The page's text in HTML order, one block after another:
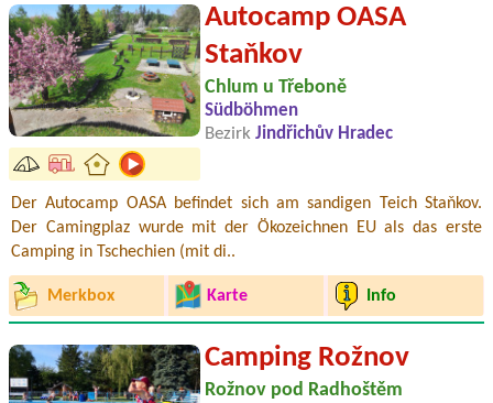
Autocamp OASA
Staňkov
Chlum u Třeboně
Südböhmen
Bezirk Jindřichův Hradec
Der Autocamp OASA befindet sich am sandigen Teich Staňkov.
Der Camingplaz wurde mit der Ökozeichnen EU als das erste
Camping in Tschechien (mit di..
Merkbox Karte Info
Camping Rožnov
Rožnov pod Radhoštěm